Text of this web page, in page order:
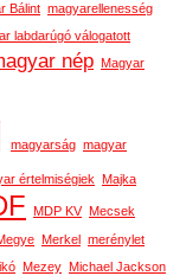
Bálint magyarellenesség
labdarúgó válogatott
nép Magyar
magyarság magyar
értelmiségiek Majka
MDP KV Mecsek
Merkel
merénylet
Mezey Michael Jackson